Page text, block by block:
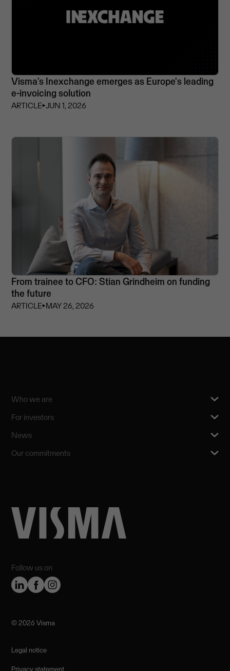
Visma’s Inexchange emerges as Europe's leading
e-invoicing solution
ARTICLE⏵JUN 1, 2026
From trainee to CFO: Stian Grindheim on funding
the future
ARTICLE⏵MAY 26, 2026
Follow us on
Who we are
For investors
News
Our commitments
©️ 2026 Visma
Legal notice